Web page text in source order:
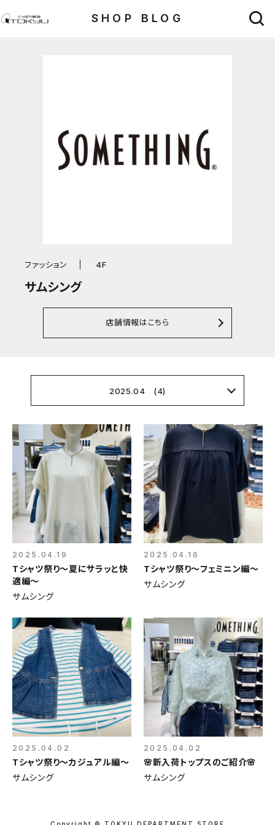
SHOP BLOG
ファッション 4F
サムシング
店舗情報はこちら
2025.04 (4)
2025.04.19
Tシャツ祭り～夏にサラッと快
適編～
サムシング
2025.04.16
Tシャツ祭り～フェミニン編～
サムシング
2025.04.02
Tシャツ祭り～カジュアル編～
サムシング
2025.04.02
🌸新入荷トップスのご紹介🌸
サムシング